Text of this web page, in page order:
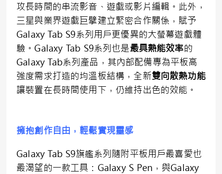
攻長時間的串流影音、遊戲或影片編輯。此外，
三星與業界遊戲巨擘建立緊密合作關係，賦予
Galaxy Tab S9系列用戶更優異的大螢幕遊戲體
驗。Galaxy Tab S9系列也是最具熱能效率的
Galaxy Tab系列產品，其內部配備專為平板高
強度需求打造的均溫板結構，全新雙向散熱功能
讓裝置在長時間使用下，仍維持出色的效能。
擁抱創作自由，輕鬆實現靈感
Galaxy Tab S9旗艦系列隨附平板用戶最喜愛也
最渴望的一款工具：Galaxy S Pen，與Galaxy